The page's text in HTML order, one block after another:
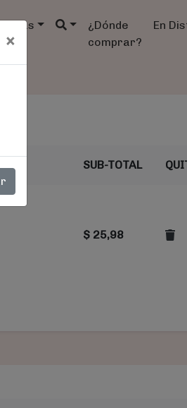
¿Dónde
comprar?
En
×
SUB-TOTAL
$ 25,98